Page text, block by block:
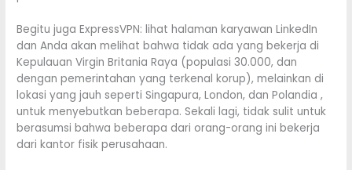
Begitu juga ExpressVPN: lihat halaman karyawan LinkedIn
dan Anda akan melihat bahwa tidak ada yang bekerja di
Kepulauan Virgin Britania Raya (populasi 30.000, dan
dengan pemerintahan yang terkenal korup), melainkan di
lokasi yang jauh seperti Singapura, London, dan Polandia ,
untuk menyebutkan beberapa. Sekali lagi, tidak sulit untuk
berasumsi bahwa beberapa dari orang-orang ini bekerja
dari kantor fisik perusahaan.